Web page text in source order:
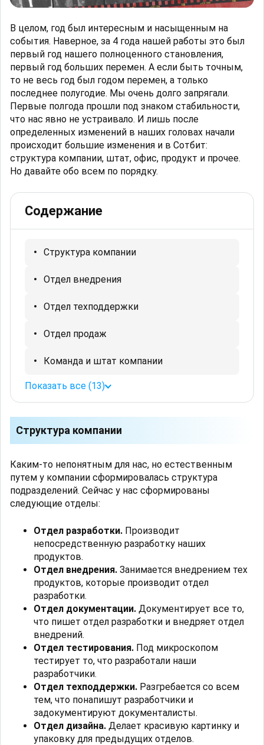
В целом, год был интересным и насыщенным на
события. Наверное, за 4 года нашей работы это был
первый год нашего полноценного становления,
первый год больших перемен. А если быть точным,
то не весь год был годом перемен, а только
последнее полугодие. Мы очень долго запрягали.
Первые полгода прошли под знаком стабильности,
что нас явно не устраивало. И лишь после
определенных изменений в наших головах начали
происходит большие изменения и в Сотбит:
структура компании, штат, офис, продукт и прочее.
Но давайте обо всем по порядку.
Содержание
Структура компании
Отдел внедрения
Отдел техподдержки
Отдел продаж
Команда и штат компании
Показать все (13)
Структура компании
Каким-то непонятным для нас, но естественным
путем у компании сформировалась структура
подразделений. Сейчас у нас сформированы
следующие отделы:
Отдел разработки. Производит
непосредственную разработку наших
продуктов.
Отдел внедрения. Занимается внедрением тех
продуктов, которые производит отдел
разработки.
Отдел документации. Документирует все то,
что пишет отдел разработки и внедряет отдел
внедрений.
Отдел тестирования. Под микроскопом
тестирует то, что разработали наши
разработчики.
Отдел техподдержки. Разгребается со всем
тем, что понапишут разработчики и
задокументируют документалисты.
Отдел дизайна. Делает красивую картинку и
упаковку для предыдущих отделов.